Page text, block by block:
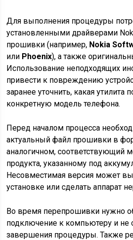
Для выполнения процедуры
установленными драйверами
прошивки (например, Nokia
или Phoenix), а также
Использование неподходящих
привести к повреждению
заранее уточнить, какая утилита
конкретную модель телефона.
Перед началом процесса
актуальный файл прошивки в
аналогичном, соответствующий
продукта, указанному под
Несовместимая версия может
установке или сделать аппарат
Во время перепрошивки нужно
подключение к компьютеру и не
завершения процедуры. Также